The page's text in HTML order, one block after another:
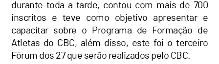
durante toda a tarde, contou com mais de 700
inscritos e teve como objetivo apresentar e
capacitar sobre o Programa de Formação de
Atletas do CBC, além disso, este foi o terceiro
Fórum dos 27 que serão realizados pelo CBC.